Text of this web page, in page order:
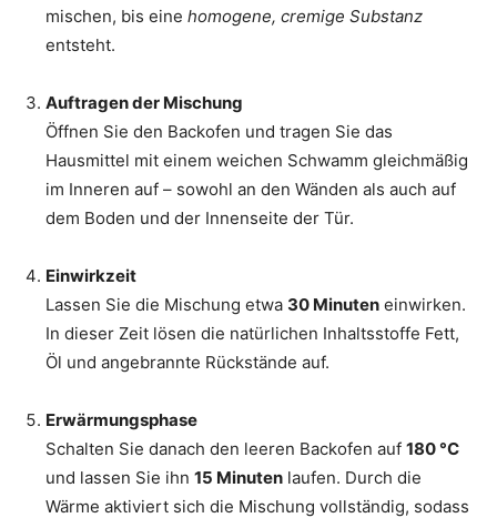
mischen, bis eine homogene, cremige Substanz
entsteht.
Auftragen der Mischung
Öffnen Sie den Backofen und tragen Sie das
Hausmittel mit einem weichen Schwamm gleichmäßig
im Inneren auf – sowohl an den Wänden als auch auf
dem Boden und der Innenseite der Tür.
Einwirkzeit
Lassen Sie die Mischung etwa 30 Minuten einwirken.
In dieser Zeit lösen die natürlichen Inhaltsstoffe Fett,
Öl und angebrannte Rückstände auf.
Erwärmungsphase
Schalten Sie danach den leeren Backofen auf 180 °C
und lassen Sie ihn 15 Minuten laufen. Durch die
Wärme aktiviert sich die Mischung vollständig, sodass